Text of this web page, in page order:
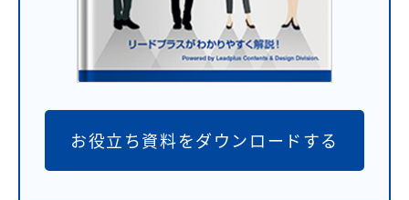
お役立ち資料をダウンロードする